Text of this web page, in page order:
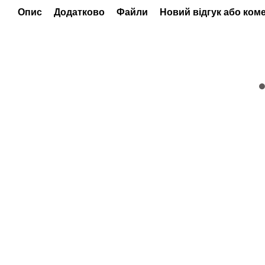
Опис Додатково Файли Новий відгук або